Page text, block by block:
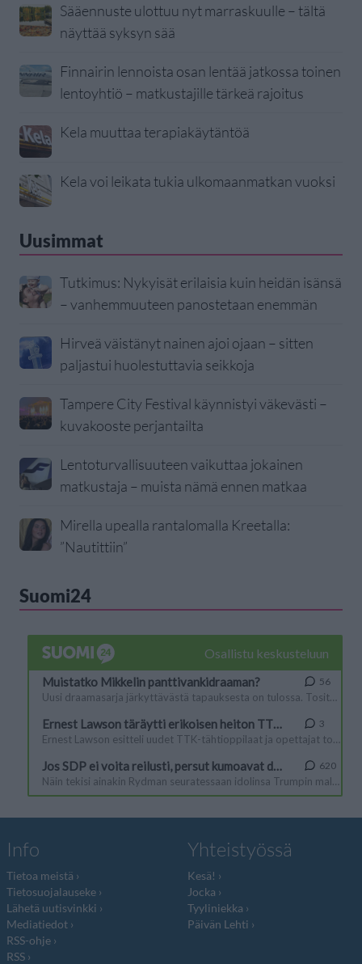
Sääennuste ulottuu nyt marraskuulle – tältä
näyttää syksyn sää
Finnairin lennoista osan lentää jatkossa toinen
lentoyhtiö – matkustajille tärkeä rajoitus
Kela muuttaa terapiakäytäntöä
Kela voi leikata tukia ulkomaanmatkan vuoksi
Uusimmat
Tutkimus: Nykyisät erilaisia kuin heidän isänsä
– vanhemmuuteen panostetaan enemmän
Hirveä väistänyt nainen ajoi ojaan – sitten
paljastui huolestuttavia seikkoja
Tampere City Festival käynnistyi väkevästi –
kuvakooste perjantailta
Lentoturvallisuuteen vaikuttaa jokainen
matkustaja – muista nämä ennen matkaa
Mirella upealla rantalomalla Kreetalla:
”Nautittiin”
Suomi24
Info
Tietoa meistä
Tietosuojalauseke
Lähetä uutisvinkki
Mediatiedot
RSS-ohje
RSS
Yhteistyössä
Kesä!
Jocka
Tyyliniekka
Päivän Lehti